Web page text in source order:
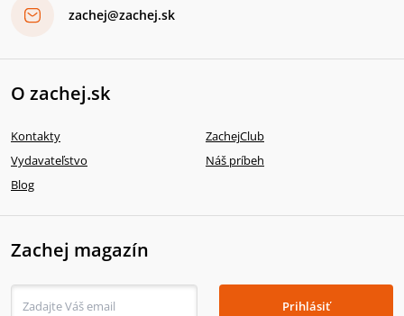
zachej@zachej.sk
O zachej.sk
Kontakty
ZachejClub
Vydavateľstvo
Náš príbeh
Blog
Zachej magazín
Prihlásiť